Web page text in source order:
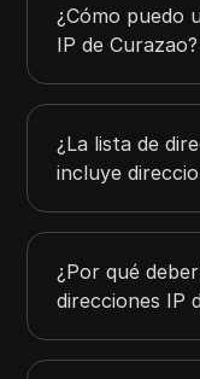
¿Cómo puedo
IP de Curazao?
¿La lista de
incluye
¿Por qué
direcciones IP